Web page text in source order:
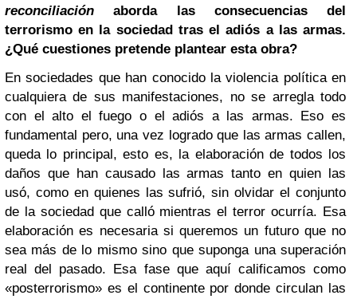
reconciliación aborda las consecuencias del
terrorismo en la sociedad tras el adiós a las armas.
¿Qué cuestiones pretende plantear esta obra?
En sociedades que han conocido la violencia política en
cualquiera de sus manifestaciones, no se arregla todo
con el alto el fuego o el adiós a las armas. Eso es
fundamental pero, una vez logrado que las armas callen,
queda lo principal, esto es, la elaboración de todos los
daños que han causado las armas tanto en quien las
usó, como en quienes las sufrió, sin olvidar el conjunto
de la sociedad que calló mientras el terror ocurría. Esa
elaboración es necesaria si queremos un futuro que no
sea más de lo mismo sino que suponga una superación
real del pasado. Esa fase que aquí calificamos como
«posterrorismo» es el continente por donde circulan las